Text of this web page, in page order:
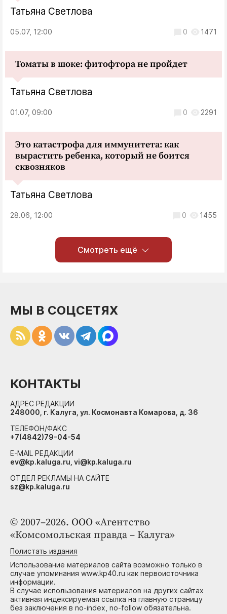
Татьяна Светлова
05.07, 12:00 0 1471
Томаты в шоке: фитофтора не пройдет
Татьяна Светлова
01.07, 09:00 0 2291
Это катастрофа для иммунитета: как
вырастить ребенка, который не боится
сквозняков
Татьяна Светлова
28.06, 12:00 0 1455
Смотреть ещё
© 2007–2026. ООО «Агентство
«Комсомольская правда – Калуга»
Полистать издания
Использование материалов сайта возможно только в
случае упоминания www.kp40.ru как первоисточника
информации.
В случае использования материалов на других сайтах
активная индексируемая ссылка на главную страницу
без заключения в no-index, no-follow обязательна.
МЫ В СОЦСЕТЯХ
КОНТАКТЫ
АДРЕС РЕДАКЦИИ
248000, г. Калуга, ул. Космонавта Комарова, д. 36
ТЕЛЕФОН/ФАКС
+7(4842)79-04-54
E-MAIL РЕДАКЦИИ
ev@kp.kaluga.ru, vi@kp.kaluga.ru
ОТДЕЛ РЕКЛАМЫ НА САЙТЕ
sz@kp.kaluga.ru